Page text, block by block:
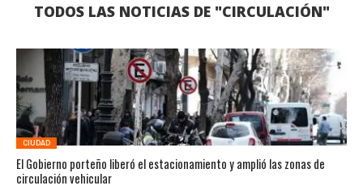
TODOS LAS NOTICIAS DE "CIRCULACIÓN"
CIUDAD
El Gobierno porteño liberó el estacionamiento y amplió las zonas de
circulación vehicular